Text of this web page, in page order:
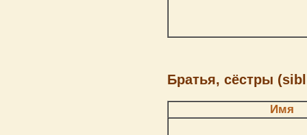
Братья, сёстры
Имя